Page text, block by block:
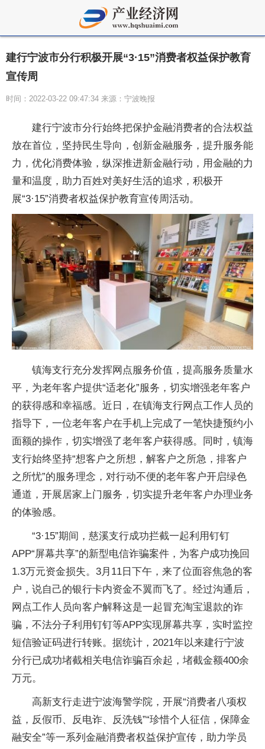
建行宁波市分行积极开展“3·15”消费者权益保护教育
宣传周
时间：2022-03-22 09:47:34 来源：宁波晚报
建行宁波市分行始终把保护金融消费者的合法权益
放在首位，坚持民生导向，创新金融服务，提升服务能
力，优化消费体验，纵深推进新金融行动，用金融的力
量和温度，助力百姓对美好生活的追求，积极开
展“3·15”消费者权益保护教育宣传周活动。
镇海支行充分发挥网点服务价值，提高服务质量水
平，为老年客户提供“适老化”服务，切实增强老年客户
的获得感和幸福感。近日，在镇海支行网点工作人员的
指导下，一位老年客户在手机上完成了一笔快捷预约小
面额的操作，切实增强了老年客户获得感。同时，镇海
支行始终坚持“想客户之所想，解客户之所急，排客户
之所忧”的服务理念，对行动不便的老年客户开启绿色
通道，开展居家上门服务，切实提升老年客户办理业务
的体验感。
“3·15”期间，慈溪支行成功拦截一起利用钉钉
APP“屏幕共享”的新型电信诈骗案件，为客户成功挽回
1.3万元资金损失。3月11日下午，来了位面容焦急的客
户，说自己的银行卡内资金不翼而飞了。经过沟通后，
网点工作人员向客户解释这是一起冒充淘宝退款的诈
骗，不法分子利用钉钉等APP实现屏幕共享，实时监控
短信验证码进行转账。据统计，2021年以来建行宁波
分行已成功堵截相关电信诈骗百余起，堵截金额400余
万元。
高新支行走进宁波海警学院，开展“消费者八项权
益，反假币、反电诈、反洗钱”“珍惜个人征信，保障金
融安全”等一系列金融消费者权益保护宣传，助力学员